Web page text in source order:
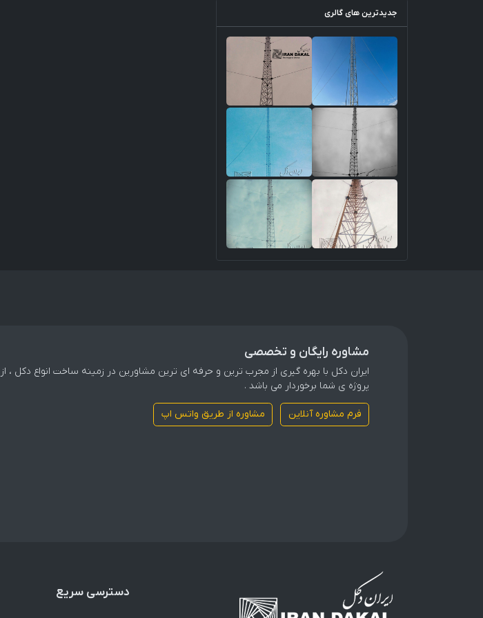
جديدترين های گالری
مشاوره رایگان و تخصصی
ایران دکل با بهره گیری از مجرب ترین و حرفه ای ترین مشاورین در زمینه ساخت انواع دکل
پروژه ی شما برخوردار می باشد .
فرم مشاوره آنلاین مشاوره از طریق واتس اپ
دسترسی سریع